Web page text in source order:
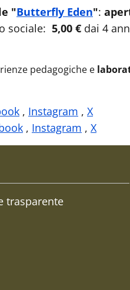
"Butterfly Eden":
sociale: 5,00 € dai 4
pedagogiche e
, Instagram , X
, Instagram , X
trasparente